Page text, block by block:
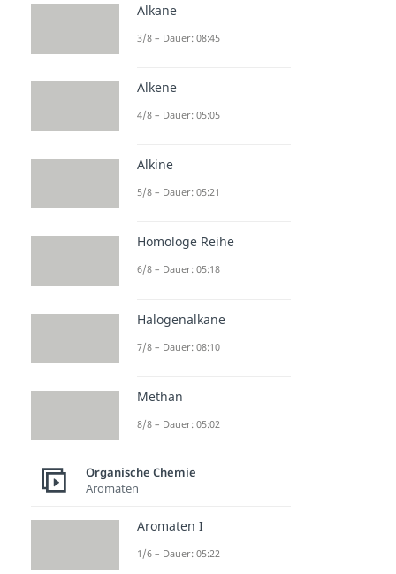
Alkane
3/8 – Dauer: 08:45
Alkene
4/8 – Dauer: 05:05
Alkine
5/8 – Dauer: 05:21
Homologe Reihe
6/8 – Dauer: 05:18
Halogenalkane
7/8 – Dauer: 08:10
Methan
8/8 – Dauer: 05:02
Organische Chemie
Aromaten
Aromaten I
1/6 – Dauer: 05:22